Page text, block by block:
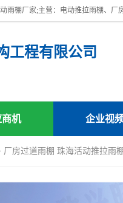
工程有限公司
机 企业视
厂房过道雨棚 珠海活动推拉雨